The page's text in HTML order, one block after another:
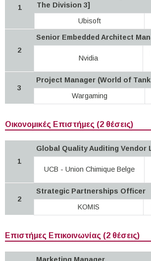
1
The Division 3]
Ubisoft
2
Senior Embedded Architect
Nvidia
3
Project Manager (World of
Wargaming
Οικονομικές Επιστήμες (2 θέσεις)
1
Global Quality Auditing Vendor
UCB - Union Chimique Belge
2
Strategic Partnerships Officer
KOMIS
Επιστήμες Επικοινωνίας (2 θέσεις)
Marketing Manager